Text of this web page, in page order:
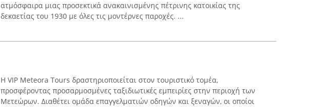
ατμόσφαιρα μιας προσεκτικά ανακαινισμένης πέτρινης κατοικίας της
δεκαετίας του 1930 με όλες τις μοντέρνες παροχές. ...
Η VIP Meteora Tours δραστηριοποιείται στον τουριστικό τομέα,
προσφέροντας προσαρμοσμένες ταξιδιωτικές εμπειρίες στην περιοχή των
Μετεώρων. Διαθέτει ομάδα επαγγελματιών οδηγών και ξεναγών, οι οποίοι